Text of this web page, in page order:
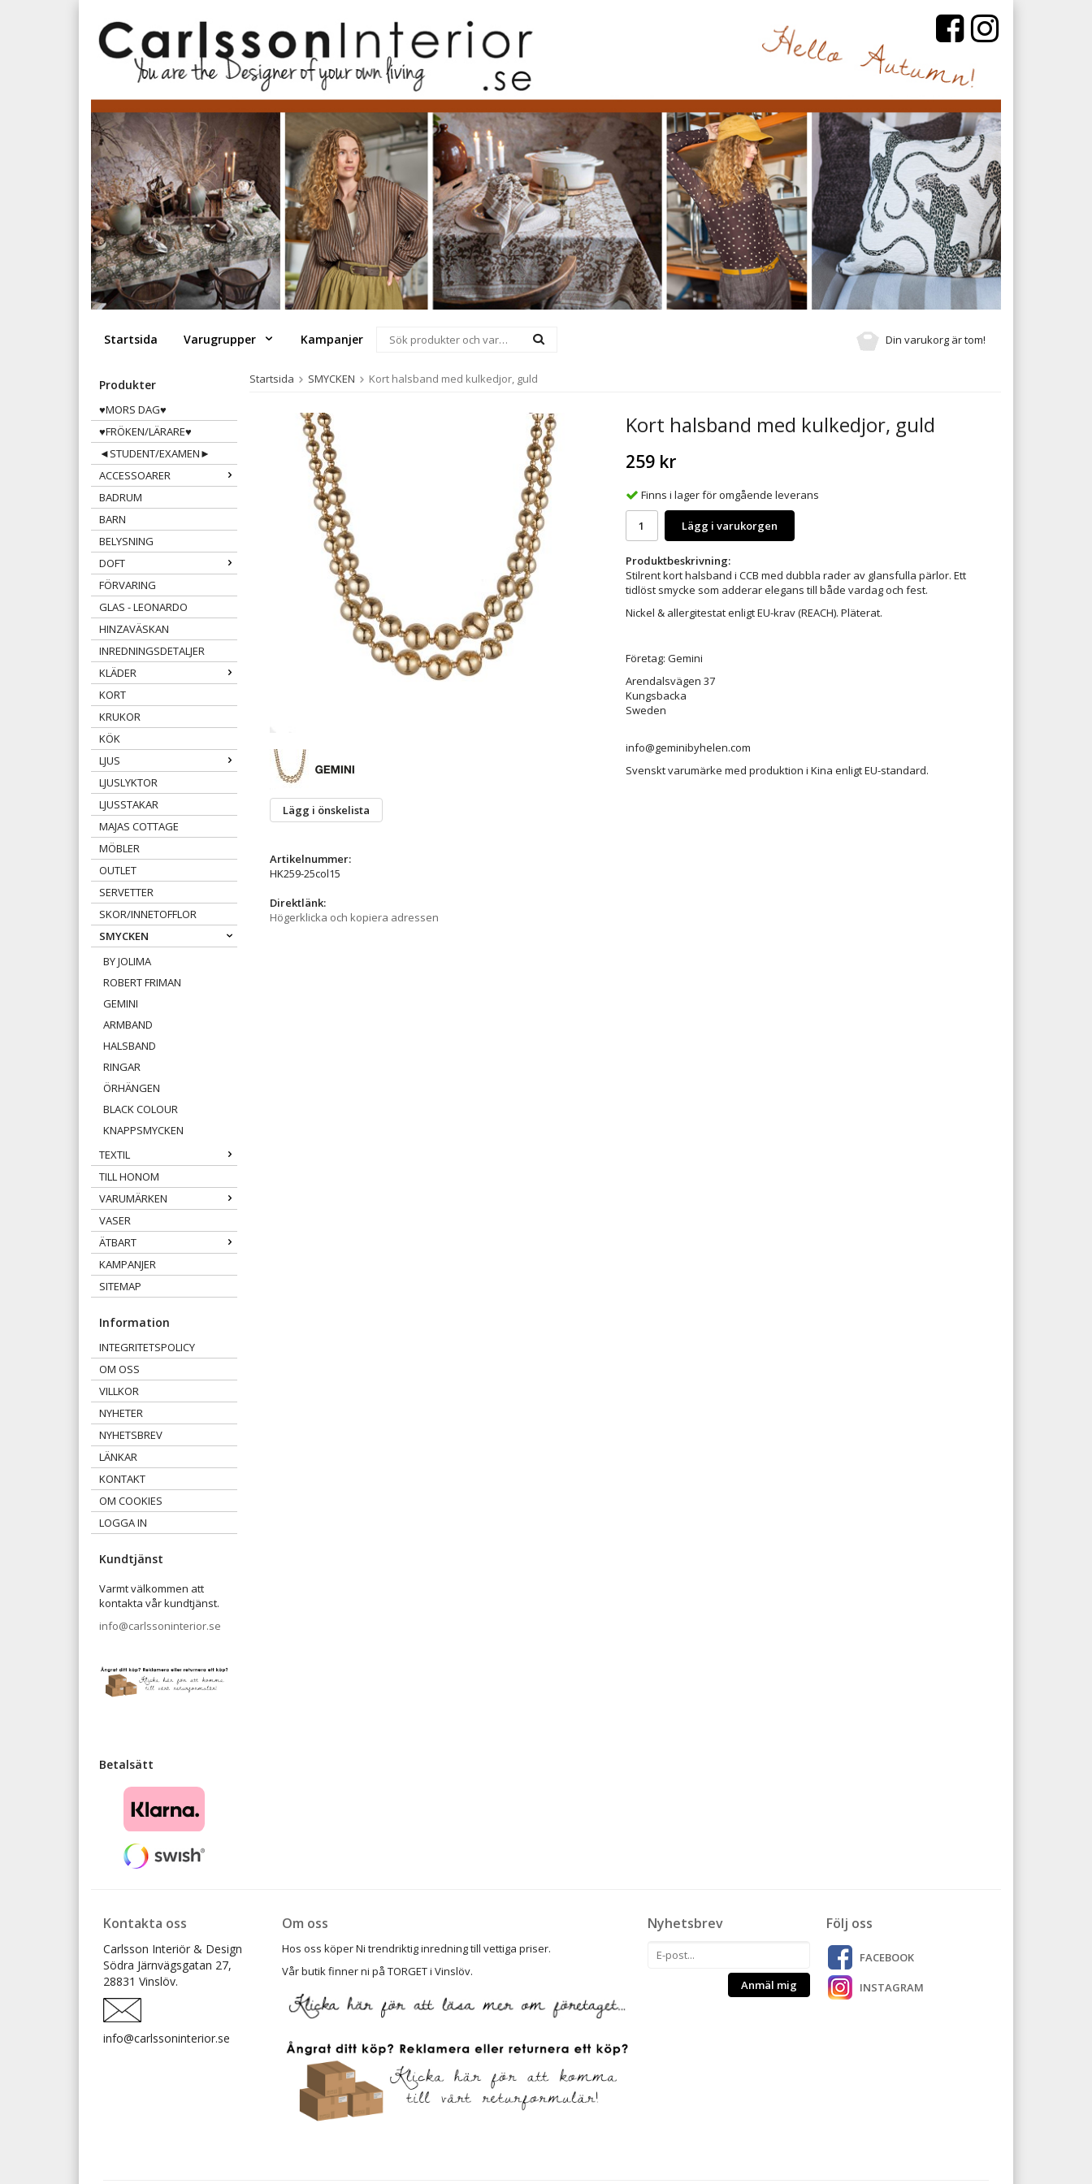
Startsida Varugrupper Kampanjer Din varukorg är tom!
Produkter
♥MORS DAG♥
♥FRÖKEN/LÄRARE♥
◄STUDENT/EXAMEN►
ACCESSOARER
BADRUM
BARN
BELYSNING
DOFT
FÖRVARING
GLAS - LEONARDO
HINZAVÄSKAN
INREDNINGSDETALJER
KLÄDER
KORT
KRUKOR
KÖK
LJUS
LJUSLYKTOR
LJUSSTAKAR
MAJAS COTTAGE
MÖBLER
OUTLET
SERVETTER
SKOR/INNETOFFLOR
SMYCKEN
BY JOLIMA
ROBERT FRIMAN
GEMINI
ARMBAND
HALSBAND
RINGAR
ÖRHÄNGEN
BLACK COLOUR
KNAPPSMYCKEN
TEXTIL
TILL HONOM
VARUMÄRKEN
VASER
ÄTBART
KAMPANJER
SITEMAP
Information
INTEGRITETSPOLICY
OM OSS
VILLKOR
NYHETER
NYHETSBREV
LÄNKAR
KONTAKT
OM COOKIES
LOGGA IN
Kundtjänst
Varmt välkommen att
kontakta vår kundtjänst.
info@carlssoninterior.se
Betalsätt
Startsida SMYCKEN Kort halsband med kulkedjor, guld
Kort halsband med kulkedjor, guld
259 kr
Finns i lager för omgående leverans
Lägg i varukorgen
Produktbeskrivning:
Stilrent kort halsband i CCB med dubbla rader av glansfulla pärlor. Ett
tidlöst smycke som adderar elegans till både vardag och fest.
Nickel & allergitestat enligt EU-krav (REACH). Pläterat.
Företag: Gemini
Arendalsvägen 37
Kungsbacka
Sweden
info@geminibyhelen.com
Svenskt varumärke med produktion i Kina enligt EU-standard.
Lägg i önskelista
Artikelnummer:
HK259-25col15
Direktlänk:
Högerklicka och kopiera adressen
Kontakta oss
Carlsson Interiör & Design
Södra Järnvägsgatan 27,
28831 Vinslöv.
info@carlssoninterior.se
Följ oss
FACEBOOK
INSTAGRAM
Nyhetsbrev
Anmäl mig
Om oss
Hos oss köper Ni trendriktig inredning till vettiga priser.
Vår butik finner ni på TORGET i Vinslöv.